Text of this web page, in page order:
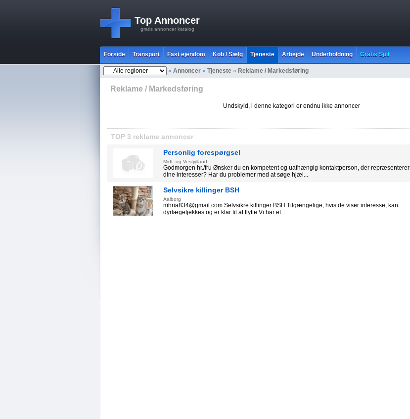
Top Annoncer
gratis annoncer katalog
Forside Transport Fast ejendom Køb / Sælg Tjeneste Arbejde Underholdning Gratis Spil
» Annoncer » Tjeneste » Reklame / Markedsføring
Reklame / Markedsføring
Undskyld, i denne kategori er endnu ikke annoncer
TOP 3 reklame annoncer
Personlig forespørgsel
Midt- og Vestjylland
Godmorgen hr./fru Ønsker du en kompetent og uafhængig kontaktperson, der repræsenterer
dine interesser? Har du problemer med at søge hjæl...
Selvsikre killinger BSH
Aalborg
mhria834@gmail.com Selvsikre killinger BSH Tilgængelige, hvis de viser interesse, kan
dyrlægetjekkes og er klar til at flytte Vi har et...